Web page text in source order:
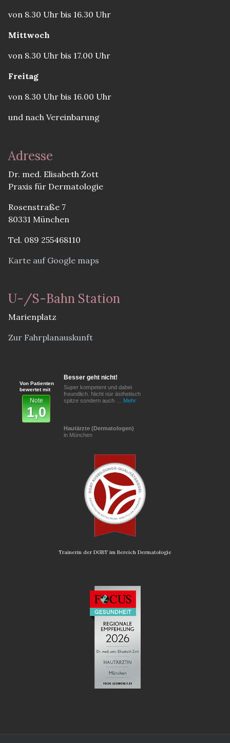
von 8.30 Uhr bis 16.30 Uhr
Mittwoch
von 8.30 Uhr bis 17.00 Uhr
Freitag
von 8.30 Uhr bis 16.00 Uhr
und nach Vereinbarung
Adresse
Dr. med. Elisabeth Zott
Praxis für Dermatologie
Rosenstraße 7
80331 München
Tel. 089 255468110
Karte auf Google maps
U-/S-Bahn Station
Marienplatz
Zur Fahrplanauskunft
Besser geht nicht!
Super kompetent und dabei
freundlich. Nicht nür ästhetisch
spitze sondern auch … Mehr
Hautärzte (Dermatologen)
in München
Von Patienten
bewertet mit
Note
1,0
Trainerin der DGBT im Bereich Dermatologie